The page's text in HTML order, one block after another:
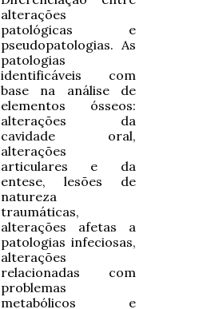
alterações
patológicas e
pseudopatologias. As
patologias
identificáveis com
base na análise de
elementos ósseos:
alterações da
cavidade oral,
alterações
articulares e da
entese, lesões de
natureza
traumáticas,
alterações afetas a
patologias infeciosas,
alterações
relacionadas com
problemas
metabólicos e